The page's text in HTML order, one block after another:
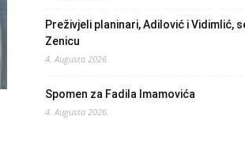
Preživjeli planinari, Adilović i Vidimlić,
Zenicu
4. Augusta 2026.
Spomen za Fadila Imamovića
4. Augusta 2026.